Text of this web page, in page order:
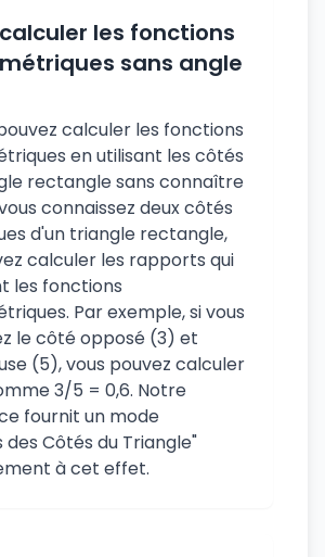
les fonctions
sans angle
calculer les fonctions
en utilisant les côtés
rectangle sans connaître
connaissez deux côtés
d'un triangle rectangle,
calculer les rapports qui
les fonctions
Par exemple, si vous
le côté opposé (3) et
(5), vous pouvez calculer
3/5 = 0,6. Notre
fournit un mode
Côtés du Triangle"
à cet effet.